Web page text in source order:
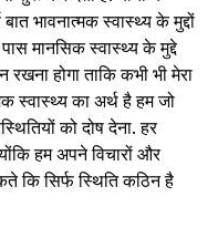
भावनात्मक स्वास्थ्य के मुद्दों
मानसिक स्वास्थ्य के मुद्दे
रखना होगा ताकि कभी भी मेरा
स्वास्थ्य का अर्थ है हम जो
को दोष देना. हर
हम अपने विचारों और
कि सिर्फ स्थिति कठिन है